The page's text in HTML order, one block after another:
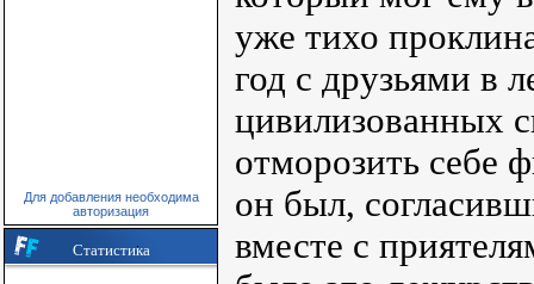
Для добавления необходима
авторизация
Статистика
уже тихо
год с друзьями в
цивилизованных
отморозить себе
он был,
вместе с